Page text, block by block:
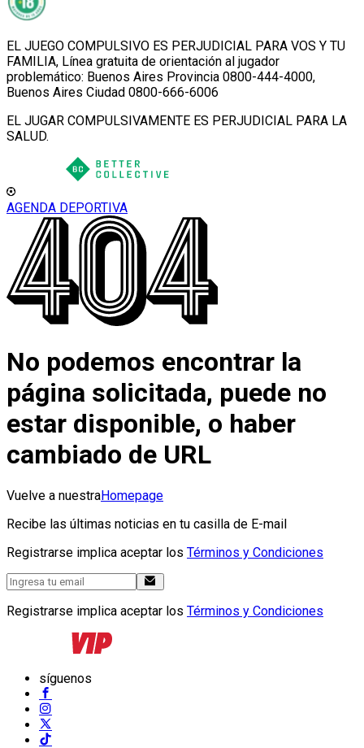
EL JUEGO COMPULSIVO ES PERJUDICIAL PARA VOS Y TU
FAMILIA, Línea gratuita de orientación al jugador
problemático: Buenos Aires Provincia 0800-444-4000,
Buenos Aires Ciudad 0800-666-6006
EL JUGAR COMPULSIVAMENTE ES PERJUDICIAL PARA LA
SALUD.
AGENDA DEPORTIVA
No podemos encontrar la
página solicitada, puede no
estar disponible, o haber
cambiado de URL
Vuelve a nuestraHomepage
Recibe las últimas noticias en tu casilla de E-mail
Registrarse implica aceptar los Términos y Condiciones
Registrarse implica aceptar los Términos y Condiciones
síguenos